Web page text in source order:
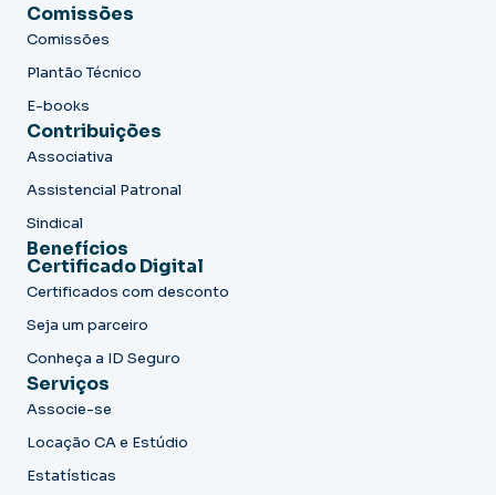
Comissões
Comissões
Plantão Técnico
E-books
Contribuições
Associativa
Assistencial Patronal
Sindical
Benefícios
Certificado Digital
Certificados com desconto
Seja um parceiro
Conheça a ID Seguro
Serviços
Associe-se
Locação CA e Estúdio
Estatísticas